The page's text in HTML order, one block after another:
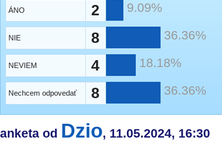
ÁNO 2 9.09%
NIE 8 36.36%
NEVIEM 4 18.18%
Nechcem odpovedať 8 36.36%
anketa od Dzio, 11.05.2024, 16:30